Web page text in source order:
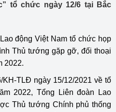
tổ chức ngày 12/6 tại Bắc
động Việt Nam tổ chức họp
Thủ tướng gặp gỡ, đối thoại
2022.
TLĐ ngày 15/12/2021 về tổ
2022, Tổng Liên đoàn Lao
Thủ tướng Chính phủ thống